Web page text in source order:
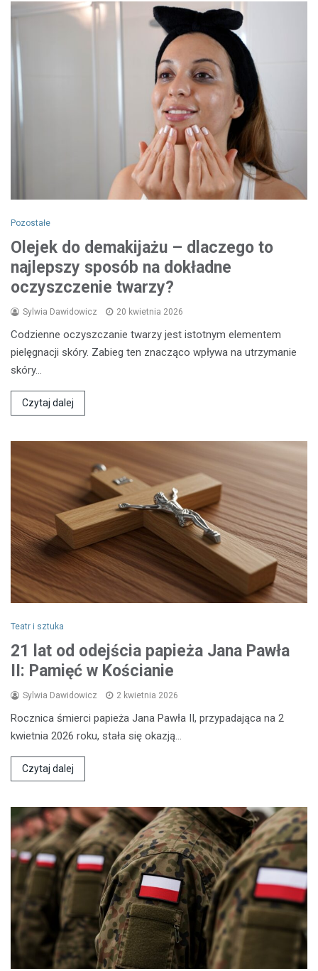
Pozostałe
Olejek do demakijażu – dlaczego to
najlepszy sposób na dokładne
oczyszczenie twarzy?
Sylwia Dawidowicz 20 kwietnia 2026
Codzienne oczyszczanie twarzy jest istotnym elementem
pielęgnacji skóry. Zabieg ten znacząco wpływa na utrzymanie
skóry…
Czytaj dalej
Teatr i sztuka
21 lat od odejścia papieża Jana Pawła
II: Pamięć w Kościanie
Sylwia Dawidowicz 2 kwietnia 2026
Rocznica śmierci papieża Jana Pawła II, przypadająca na 2
kwietnia 2026 roku, stała się okazją…
Czytaj dalej